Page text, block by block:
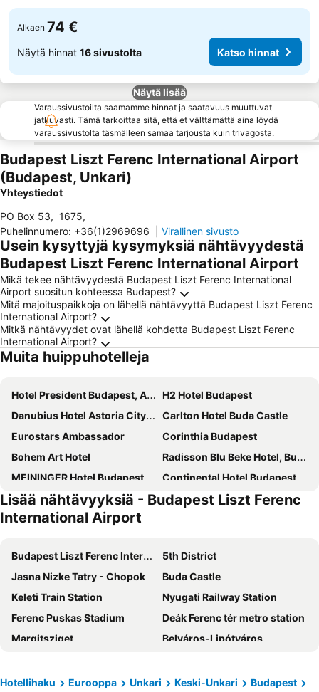
Alkaen 74 €
Näytä hinnat 16 sivustolta Katso hinnat
Näytä lisää
Varaussivustoilta saamamme hinnat ja saatavuus muuttuvat
jatkuvasti. Tämä tarkoittaa sitä, että et välttämättä aina löydä
varaussivustolta täsmälleen samaa tarjousta kuin trivagosta.
Budapest Liszt Ferenc International Airport
(Budapest, Unkari)
Yhteystiedot
PO Box 53, 1675,
Puhelinnumero: +36(1)2969696 Virallinen sivusto
Usein kysyttyjä kysymyksiä nähtävyydestä
Budapest Liszt Ferenc International Airport
Mikä tekee nähtävyydestä Budapest Liszt Ferenc International
Airport suositun kohteessa Budapest?
Mitä majoituspaikkoja on lähellä nähtävyyttä Budapest Liszt Ferenc
International Airport?
Mitkä nähtävyydet ovat lähellä kohdetta Budapest Liszt Ferenc
International Airport?
Muita huippuhotelleja
Hotel President Budapest, Affiliated by Meliá
H2 Hotel Budapest
Danubius Hotel Astoria City Center
Carlton Hotel Buda Castle
Eurostars Ambassador
Corinthia Budapest
Bohem Art Hotel
Radisson Blu Beke Hotel, Budapest
MEININGER Hotel Budapest Great Market Hall
Continental Hotel Budapest
Novotel Budapest City
Mercure Budapest City Center Hotel
Hotel Bristol Budapest
Mercure Budapest Castle Hill
IntercityHotel Budapest
Movenpick Budapest Centrum
Nemzeti Hotel Budapest - MGallery Collection
voco Budapest D8 by IHG
Up Hotel Budapest
Park Plaza Budapest
Eurostars Palazzo Zichy
K+K Hotel Opera
Opera Garden Hotel & Apartments
Hotel City Inn
Ikonik Parlament
Lisää nähtävyyksiä - Budapest Liszt Ferenc
International Airport
Budapest Liszt Ferenc International Airport
5th District
Jasna Nizke Tatry - Chopok
Buda Castle
Keleti Train Station
Nyugati Railway Station
Ferenc Puskas Stadium
Deák Ferenc tér metro station
Margitsziget
Belváros-Lipótváros
Kelenföld Railway Station
Downtown
Hotellihaku Eurooppa Unkari Keski-Unkari
Budapest